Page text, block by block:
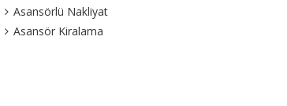
Asansörlü Nakliyat
Asansör Kiralama